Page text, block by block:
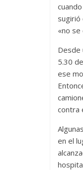
sugirió
«no
Desde
5.30
ese
contra
en el